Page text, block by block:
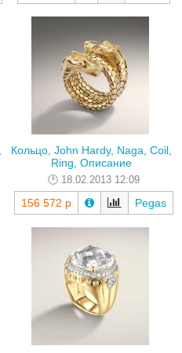
Кольцо, John Hardy, Naga, Coil,
Ring, Описание
18.02.2013 12:09
156 572 р Pegas